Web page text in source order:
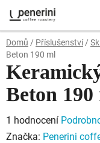
na
obsah
Domů / Příslušenství /
Beton 190 ml
Beton 190
Průměrné
hodnocení
1 hodnocení
Značka: Penerini